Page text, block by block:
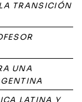
TRANSICIÓN
UNA
LATINA Y